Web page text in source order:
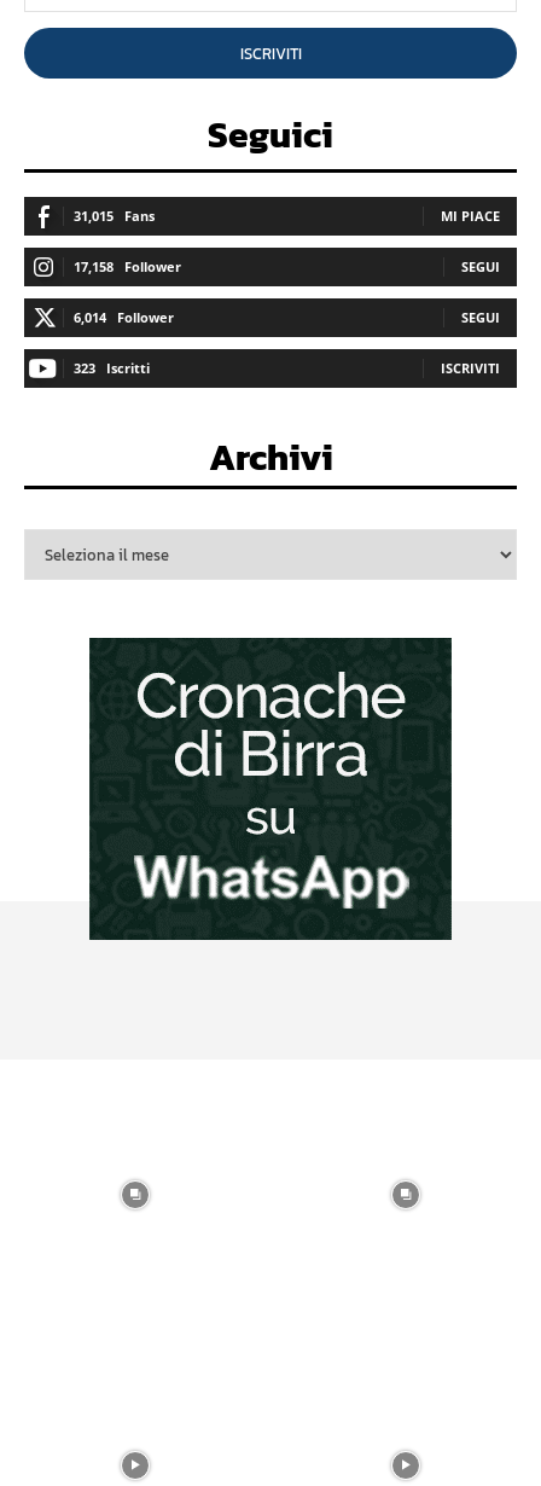
ISCRIVITI
Seguici
31,015 Fans MI PIACE
17,158 Follower SEGUI
6,014 Follower SEGUI
323 Iscritti ISCRIVITI
Archivi